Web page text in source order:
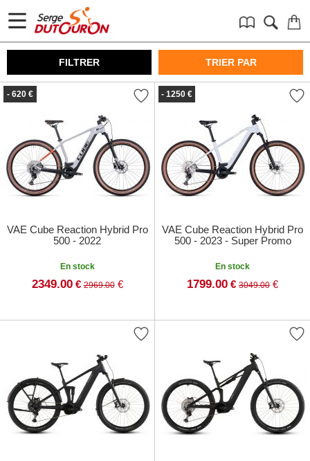
FILTRER TRIER PAR
- 620 €
VAE Cube Reaction Hybrid Pro
500 - 2022
En stock
2349.00 € 2969.00€
- 1250 €
VAE Cube Reaction Hybrid Pro
500 - 2023 - Super Promo
En stock
1799.00 € 3049.00 €